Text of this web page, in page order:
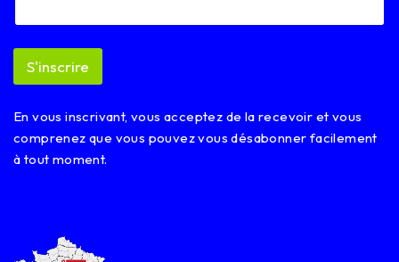
i
*
S'inscrire
En vous inscrivant, vous acceptez de la recevoir et vous
comprenez que vous pouvez vous désabonner facilement
à tout moment.